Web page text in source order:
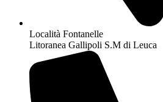
Località Fontanelle
Litoranea Gallipoli S.M di Leuca